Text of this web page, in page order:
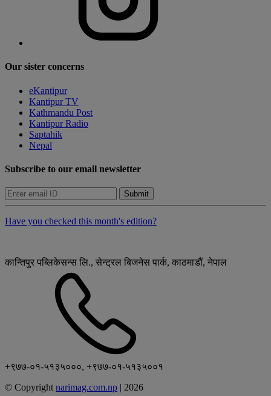
Our sister concerns
eKantipur
Kantipur TV
Kathmandu Post
Kantipur Radio
Saptahik
Nepal
Subscribe to our email newsletter
Submit
Have you checked this month's edition?
कान्तिपुर पब्लिकेसन्स लि., सेन्ट्रल बिजनेस पार्क, काठमाडौं, नेपाल
+९७७-०१-५१३५०००, +९७७-०१-५१३५००१
© Copyright narimag.com.np | 2026